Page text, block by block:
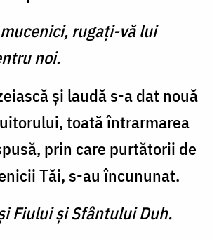
rugaţi-vă lui
noi.
şi laudă s-a dat nouă
toată întrarmarea
prin care purtătorii de
Tăi, s-au încununat.
Fiului şi Sfântului Duh.